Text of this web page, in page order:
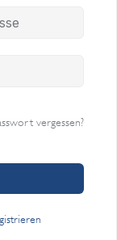
vergessen?